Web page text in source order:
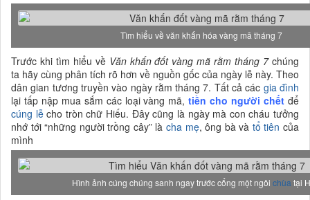
Tìm hiểu về văn khấn hóa vàng mã tháng 7
Trước khi tìm hiểu về Văn khấn đốt vàng mã rằm tháng 7chúng
ta hãy cùng phân tích rõ hơn về nguồn gốc của ngày lễ này. Theo
dân gian tương truyền vào ngày rằm tháng 7. Tất cả các gia đình
lại tấp nập mua sắm các loại vàng mã,tiền cho người chết để
cúng lễcho tròn chữ Hiếu. Đây cũng là ngày mà con cháu tưởng
nhớ tới “những người trồng cây” là cha mẹ, ông bà và tổ tiên của
mình
Hình ảnh cúng chúng sanh ngay trước cổng một ngôi chùa tại